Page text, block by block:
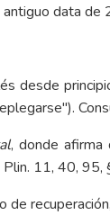
data
desde
, donde afirma
Plin. 11, 40, 95,
de